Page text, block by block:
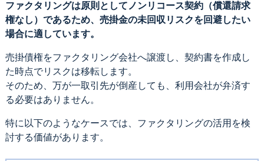
ファクタリングは原則としてノンリコース契約（償還請求
権なし）であるため、売掛金の未回収リスクを回避したい
場合に適しています。
売掛債権をファクタリング会社へ譲渡し、契約書を作成し
た時点でリスクは移転します。
そのため、万が一取引先が倒産しても、利用会社が弁済す
る必要はありません。
特に以下のようなケースでは、ファクタリングの活用を検
討する価値があります。